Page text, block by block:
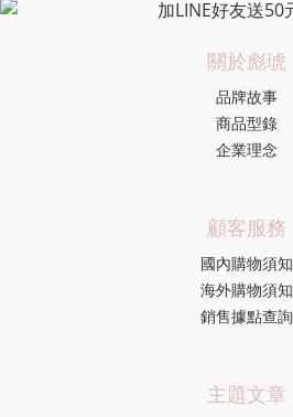
關於彪琥
品牌故事
商品型錄
企業理念
顧客服務
國內購物須知
海外購物須知
銷售據點查詢
主題文章